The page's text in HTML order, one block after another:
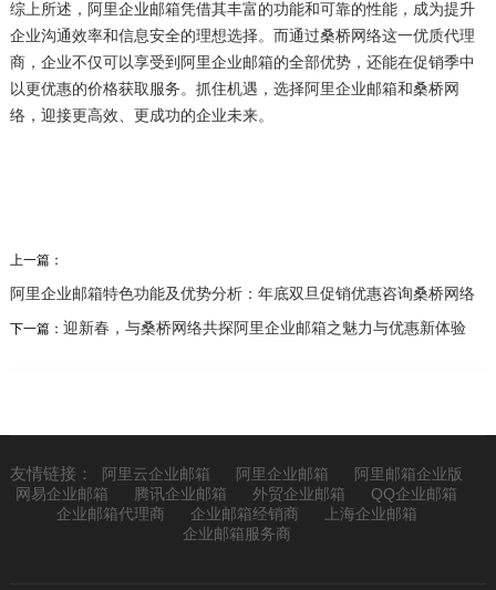
综上所述，阿里企业邮箱凭借其丰富的功能和可靠的性能，成为提升
企业沟通效率和信息安全的理想选择。而通过桑桥网络这一优质代理
商，企业不仅可以享受到阿里企业邮箱的全部优势，还能在促销季中
以更优惠的价格获取服务。抓住机遇，选择阿里企业邮箱和桑桥网
络，迎接更高效、更成功的企业未来。
上一篇：
阿里企业邮箱特色功能及优势分析：年底双旦促销优惠咨询桑桥网络
下一篇： 迎新春，与桑桥网络共探阿里企业邮箱之魅力与优惠新体验
友情链接： 阿里云企业邮箱 阿里企业邮箱
阿里邮箱企业版
网易企业邮箱
腾讯企业邮箱 外贸企业邮箱
QQ企业邮箱
企业邮箱代理商
企业邮箱经销商
上海企业邮箱
企业邮箱服务商